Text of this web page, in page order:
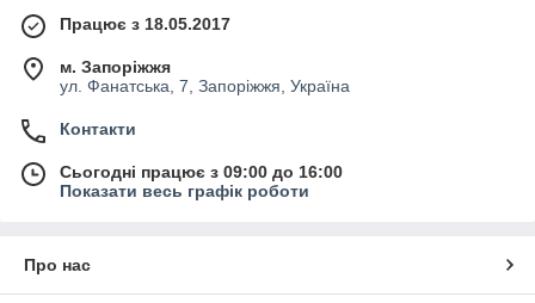
Працює з 18.05.2017
м. Запоріжжя
ул. Фанатська, 7, Запоріжжя, Україна
Контакти
Сьогодні працює з 09:00 до 16:00
Показати весь графік роботи
Про нас